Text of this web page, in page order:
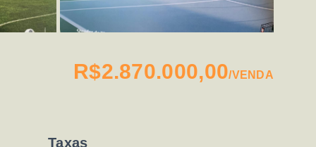
R$2.870.000,00/VENDA
Taxas